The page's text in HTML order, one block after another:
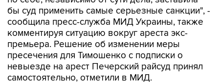
бы суд применить самые серьезные санкции", -
сообщила пресс-служба МИД Украины, также
комментируя ситуацию вокруг ареста экс-
премьера. Решение об изменении меры
пресечения для Тимошенко с подписки о
невыезде на арест Печерский райсуд принял
самостоятельно, отметили в МИД.